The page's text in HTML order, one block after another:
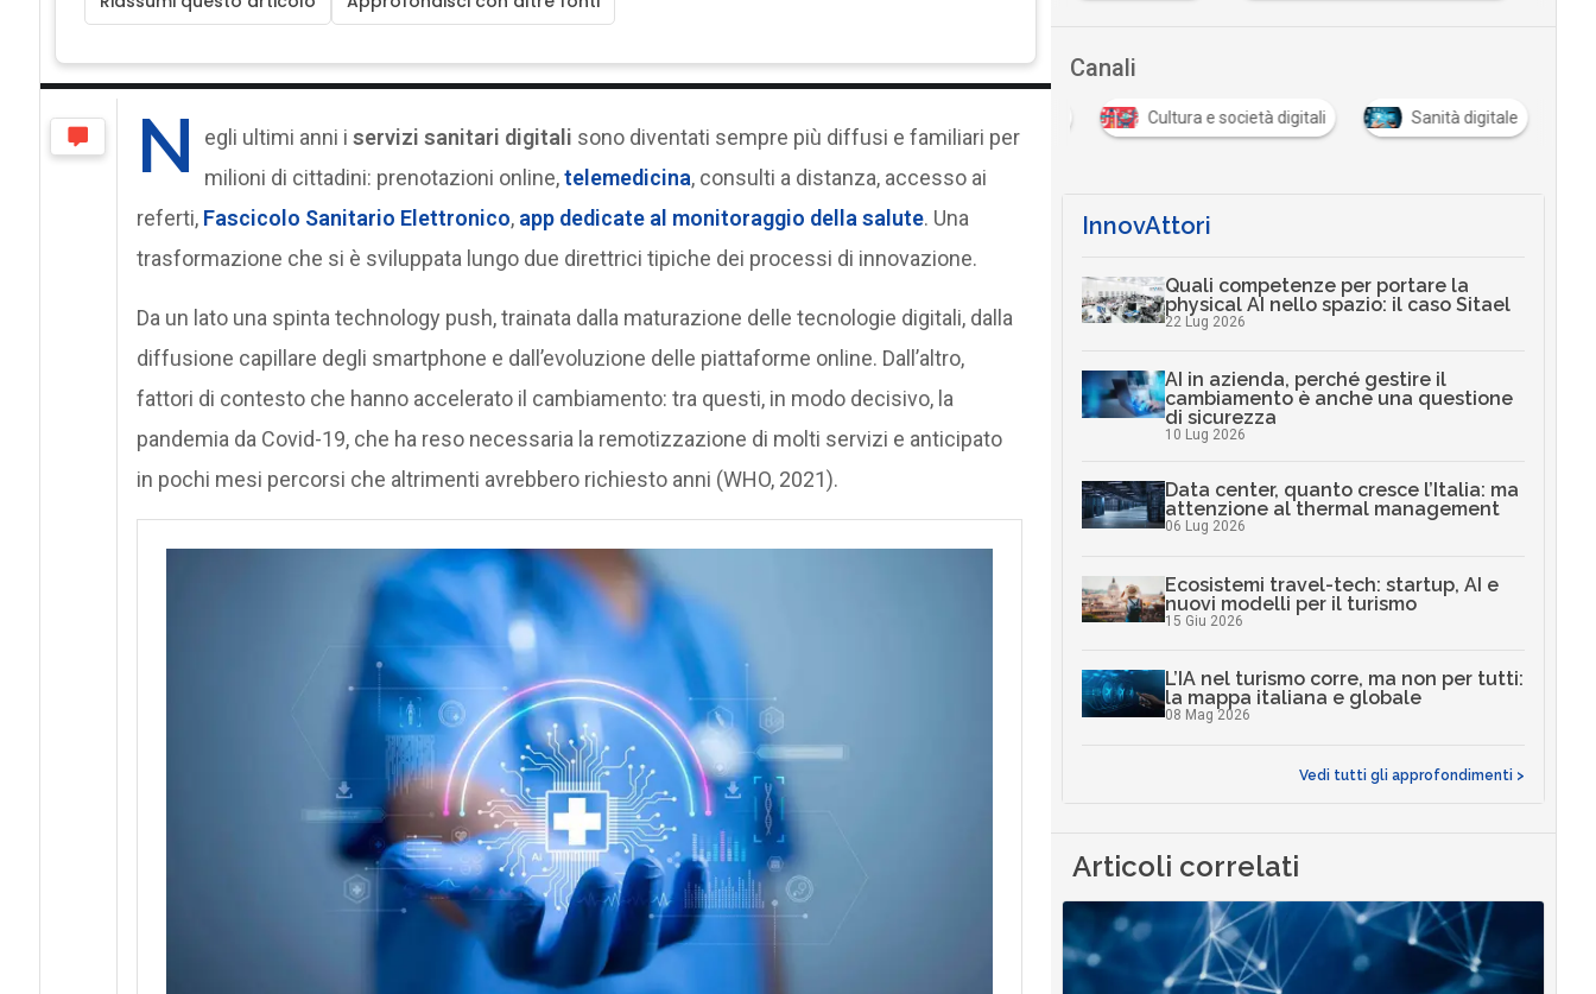
N egli ultimi anni i servizi sanitari digitali sono diventati sempre più diffusi e familiari per
milioni di cittadini: prenotazioni online,telemedicina, consulti a distanza, accesso ai
referti, Fascicolo Sanitario Elettronico, app dedicate al monitoraggio della salute. Una
trasformazione che si è sviluppata lungo due direttrici tipiche dei processi di innovazione.
Da un lato una spinta technology push, trainata dalla maturazione delle tecnologie digitali, dalla
diffusione capillare degli smartphone e dall’evoluzione delle piattaforme online. Dall’altro,
fattori di contesto che hanno accelerato il cambiamento: tra questi, in modo decisivo, la
pandemia da Covid-19, che ha reso necessaria la remotizzazione di molti servizi e anticipato
in pochi mesi percorsi che altrimenti avrebbero richiesto anni (WHO, 2021).
Canali
Cultura e società digitali Sanità digitale
InnovAttori
Quali competenze per portare la
physical AI nello spazio: il caso Sitael
22 Lug 2026
AI in azienda, perché gestire il
cambiamento è anche una questione
di sicurezza
10 Lug 2026
Data center, quanto cresce l’Italia: ma
attenzione al thermal management
06 Lug 2026
Ecosistemi travel-tech: startup, AI e
nuovi modelli per il turismo
15 Giu 2026
L’IA nel turismo corre, ma non per tutti:
la mappa italiana e globale
08 Mag 2026
Vedi tutti gli approfondimenti >
Articoli correlati